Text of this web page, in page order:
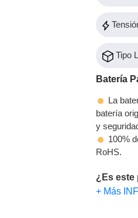
Tipo
Batería
La
batería
y
100%
RoHS.
¿Es este
+ Más